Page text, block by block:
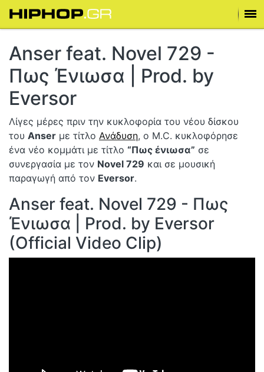
Anser feat. Novel 729 -
Πως Ένιωσα | Prod. by
Eversor
Λίγες μέρες πριν την κυκλοφορία του νέου δίσκου
του Anser με τίτλο Ανάδυση, o M.C. κυκλοφόρησε
ένα νέο κομμάτι με τίτλο “Πως ένιωσα” σε
συνεργασία με τον Novel 729 και σε μουσική
παραγωγή από τον Eversor.
Anser feat. Novel 729 - Πως
Ένιωσα | Prod. by Eversor
(Official Video Clip)